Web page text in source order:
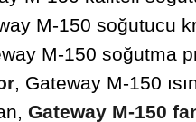
M-150 soğutucu
M-150 soğutma
, Gateway M-150
Gateway M-150